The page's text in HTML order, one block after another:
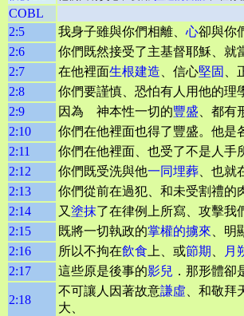
COBL
2:5
我身子雖與你們相離、 心卻與你
2:6
你們既然接受了主基督耶穌、就
2:7
在他裡面生根建造 、信心堅固
2:8
你們要謹慎、恐怕有人用他的理
2:9
因為 神本性一切的豐盛 、都有
2:10
你們在他裡面也得了豐盛。他是
2:11
你們在他裡面、也受了不是人手
2:12
你們既受洗與他一同埋葬 、也就
2:13
你們從前在過犯、和未受割禮的
2:14
又 塗抹了在律例上所寫、攻擊我
2:15
既將一切執政的掌權的擄來 、
2:16
所以不拘在飲食 上、或節期 月
2:17
這些原是後事的影兒 ．那形體卻
2:18
不可讓人因著故意謙虛 、和敬
大、